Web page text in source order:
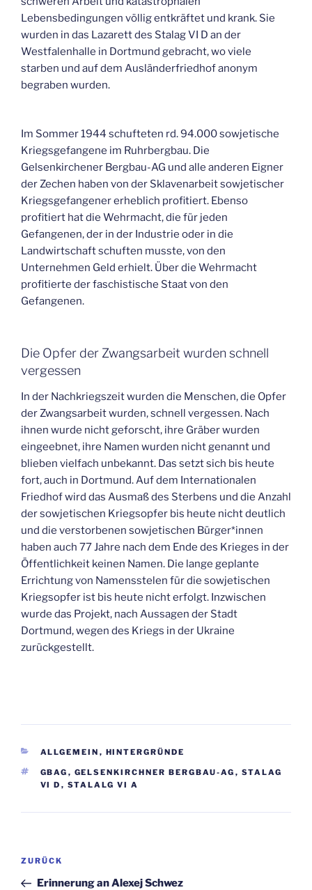
Lebensbedingungen völlig entkräftet und krank. Sie
wurden in das Lazarett des Stalag VI D an der
Westfalenhalle in Dortmund gebracht, wo viele
starben und auf dem Ausländerfriedhof anonym
begraben wurden.
Im Sommer 1944 schufteten rd. 94.000 sowjetische
Kriegsgefangene im Ruhrbergbau. Die
Gelsenkirchener Bergbau-AG und alle anderen Eigner
der Zechen haben von der Sklavenarbeit sowjetischer
Kriegsgefangener erheblich profitiert. Ebenso
profitiert hat die Wehrmacht, die für jeden
Gefangenen, der in der Industrie oder in die
Landwirtschaft schuften musste, von den
Unternehmen Geld erhielt. Über die Wehrmacht
profitierte der faschistische Staat von den
Gefangenen.
Die Opfer der Zwangsarbeit wurden schnell
vergessen
In der Nachkriegszeit wurden die Menschen, die Opfer
der Zwangsarbeit wurden, schnell vergessen. Nach
ihnen wurde nicht geforscht, ihre Gräber wurden
eingeebnet, ihre Namen wurden nicht genannt und
blieben vielfach unbekannt. Das setzt sich bis heute
fort, auch in Dortmund. Auf dem Internationalen
Friedhof wird das Ausmaß des Sterbens und die Anzahl
der sowjetischen Kriegsopfer bis heute nicht deutlich
und die verstorbenen sowjetischen Bürger*innen
haben auch 77 Jahre nach dem Ende des Krieges in der
Öffentlichkeit keinen Namen. Die lange geplante
Errichtung von Namensstelen für die sowjetischen
Kriegsopfer ist bis heute nicht erfolgt. Inzwischen
wurde das Projekt, nach Aussagen der Stadt
Dortmund, wegen des Kriegs in der Ukraine
zurückgestellt.
KATEGORIEN
ALLGEMEIN , HINTERGRÜNDE
SCHLAGWÖRTER
GBAG , GELSENKIRCHNER BERGBAU-AG , STALAG
VI D , STALALG VI A
Beitragsnavigation
Vorheriger
Beitrag
ZURÜCK
Erinnerung an Alexej Schwez